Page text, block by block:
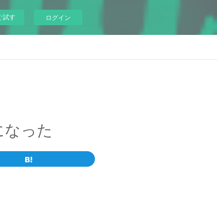
試す ログイン
った